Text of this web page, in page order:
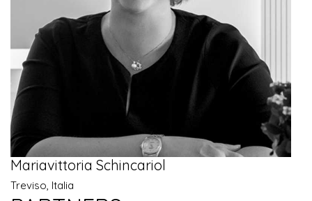
Mariavittoria Schincariol
Treviso, Italia